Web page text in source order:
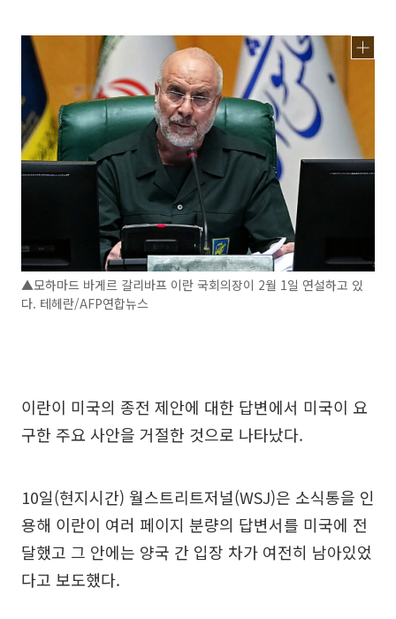
▲모하마드 바게르 갈리바프 이란 국회의장이 2월 1일 연설하고 있
다. 테헤란/AFP연합뉴스
이란이 미국의 종전 제안에 대한 답변에서 미국이 요
구한 주요 사안을 거절한 것으로 나타났다.
10일(현지시간) 월스트리트저널(WSJ)은 소식통을 인
용해 이란이 여러 페이지 분량의 답변서를 미국에 전
달했고 그 안에는 양국 간 입장 차가 여전히 남아있었
다고 보도했다.